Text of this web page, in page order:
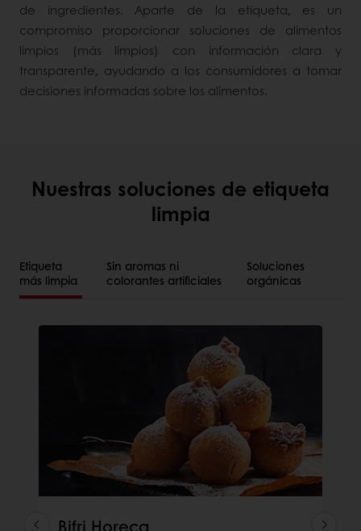
de ingredientes. Aparte de la etiqueta, es un
compromiso proporcionar soluciones de alimentos
limpios (más limpios) con información clara y
transparente, ayudando a los consumidores a tomar
decisiones informadas sobre los alimentos.
Nuestras soluciones de etiqueta
limpia
Etiqueta
más limpia
Sin aromas ni
colorantes artificiales
Soluciones
orgánicas
Bifri Horeca